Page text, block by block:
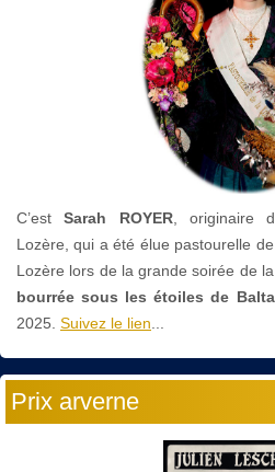
C’estSarah ROYER, originaire
Lozère, qui a été élue pastourelle
Lozère lors de la grande soirée de
bourrée sous les étoiles de
2025. Suivez le lien...
Prix arverne